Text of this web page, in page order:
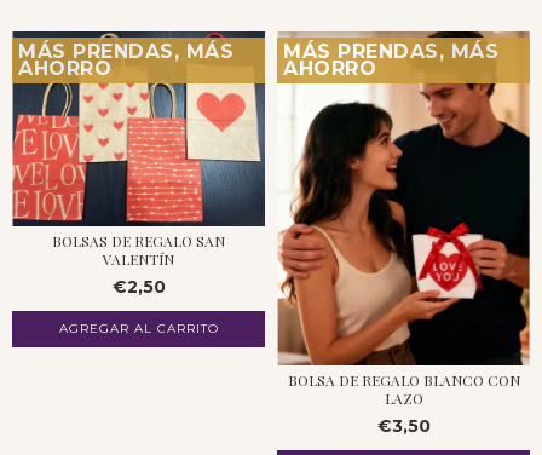
MÁS PRENDAS, MÁS
AHORRO
BOLSAS DE REGALO SAN
VALENTÍN
€2,50
MÁS PRENDAS, MÁS
AHORRO
BOLSA DE REGALO BLANCO CON
LAZO
€3,50